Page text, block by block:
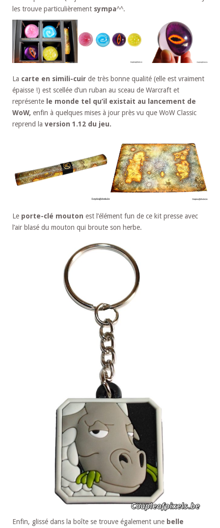
les trouve particulièrement sympa^^.
La carte en simili-cuir de très bonne qualité (elle est vraiment
épaisse !) est scellée d’un ruban au sceau de Warcraft et
représente le monde tel qu’il existait au lancement de
WoW, enfin à quelques mises à jour près vu que WoW Classic
reprend la version 1.12 du jeu.
Le porte-clé mouton est l’élément fun de ce kit presse avec
l’air blasé du mouton qui broute son herbe.
Enfin, glissé dans la boîte se trouve également une belle